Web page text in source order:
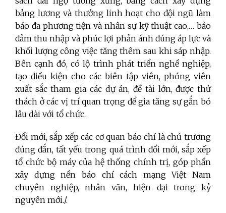
bảng lương và thưởng linh hoạt cho đội ngũ làm
báo đa phương tiện và nhân sự kỹ thuật cao,… bảo
đảm thu nhập và phúc lợi phản ánh đúng áp lực và
khối lượng công việc tăng thêm sau khi sáp nhập.
Bên cạnh đó, có lộ trình phát triển nghề nghiệp,
tạo điều kiện cho các biên tập viên, phóng viên
xuất sắc tham gia các dự án, đề tài lớn, được thử
thách ở các vị trí quan trọng để gia tăng sự gắn bó
lâu dài với tổ chức.
Đổi mới, sắp xếp các cơ quan báo chí là chủ trương
đúng đắn, tất yếu trong quá trình đổi mới, sắp xếp
tổ chức bộ máy của hệ thống chính trị, góp phần
xây dựng nền báo chí cách mạng Việt Nam
chuyên nghiệp, nhân văn, hiện đại trong kỷ
nguyên mới./.